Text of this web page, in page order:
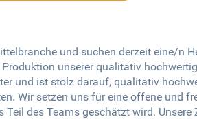
und suchen derzeit eine/n
unserer qualitativ
und ist stolz darauf, qualitativ
Wir setzen uns für eine offene und
des Teams geschätzt wird. Unsere